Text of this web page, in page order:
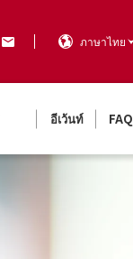
ภาษาไทย
อีเว้นท์ FAQ